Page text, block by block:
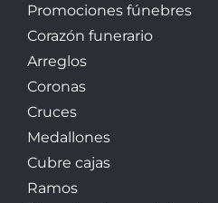
Promociones fúnebres
Corazón funerario
Arreglos
Coronas
Cruces
Medallones
Cubre cajas
Ramos